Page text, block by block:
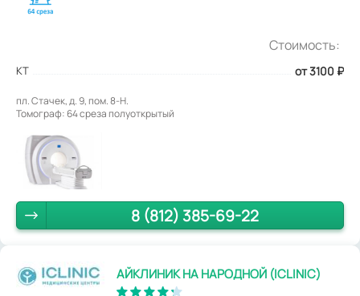
Стоимость:
КТ от 3100 ₽
пл. Стачек, д. 9, пом. 8-Н.
Томограф: 64 среза полуоткрытый
8 (812) 385-69-22
АЙКЛИНИК НА НАРОДНОЙ (ICLINIC)